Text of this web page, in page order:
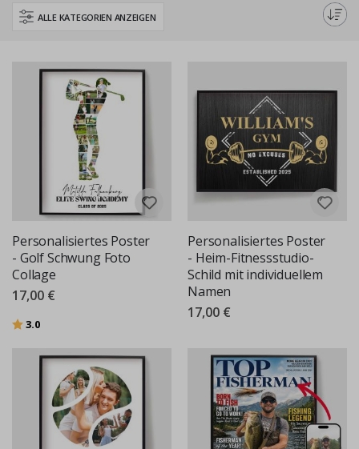
perfekt. Jedes Poster ist mit akribischem Detail gestaltet und fängt den
ALLE KATEGORIEN ANZEIGEN
Personalisiertes Poster
- Golf Schwung Foto
Collage
17,00 €
Bewertung:
3.0
Personalisiertes Poster
- Heim-Fitnessstudio-
Schild mit individuellem
Namen
17,00 €